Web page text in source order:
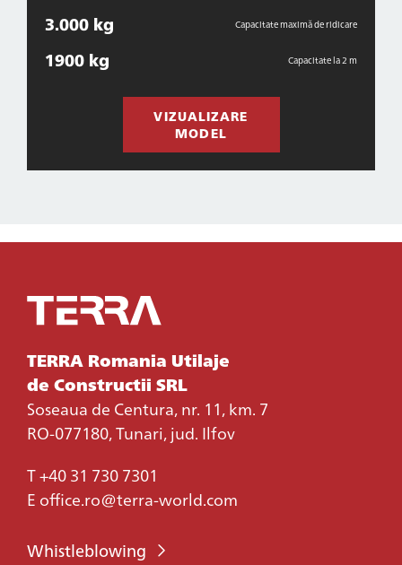
3.000 kg Capacitate maximă de ridicare
1900 kg Capacitate la 2 m
VIZUALIZARE
MODEL
TERRA Romania Utilaje
de Constructii SRL
Soseaua de Centura, nr. 11, km. 7
RO-077180, Tunari, jud. Ilfov
T+40 31 730 7301
E office.ro@terra-world.com
Whistleblowing